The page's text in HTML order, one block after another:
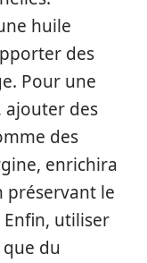
huile
des
Pour une
ajouter des
des
enrichira
préservant le
utiliser
du